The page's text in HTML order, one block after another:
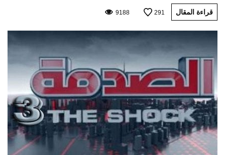
قراءة المقال 291
9188